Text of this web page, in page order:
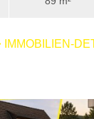
IMMOBILIEN-